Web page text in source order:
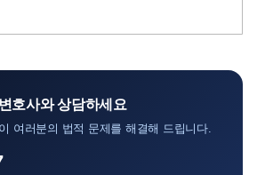
호사와 상담하세요
여러분의 법적 문제를 해결해 드립니다.